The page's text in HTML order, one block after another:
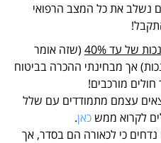
נשלב את כל המצב הרפואי
של עד 40%
(שזה אומר
אך מבחינתי ההכרה בביטוח
מורכבים!
עצמם מתמודדים עם שלל
לקרוא ממשכאן.
כי לכאורה הם בסדר, אך